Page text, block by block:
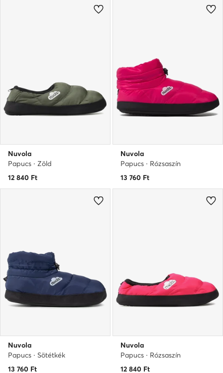
Nuvola
Papucs · Zöld
12 840 Ft
Nuvola
Papucs · Rózsaszín
13 760 Ft
Nuvola
Papucs · Sötétkék
13 760 Ft
Nuvola
Papucs · Rózsaszín
12 840 Ft